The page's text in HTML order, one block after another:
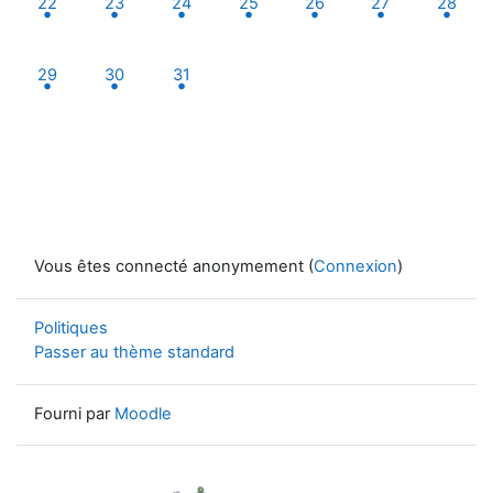
1 événement, lundi 29 décembre
29 1 événement, mardi 30 décembre
30 1 événement, mercredi 31 décembre
31
Vous êtes connecté anonymement (Connexion)
Politiques
Passer au thème standard
Fourni par Moodle